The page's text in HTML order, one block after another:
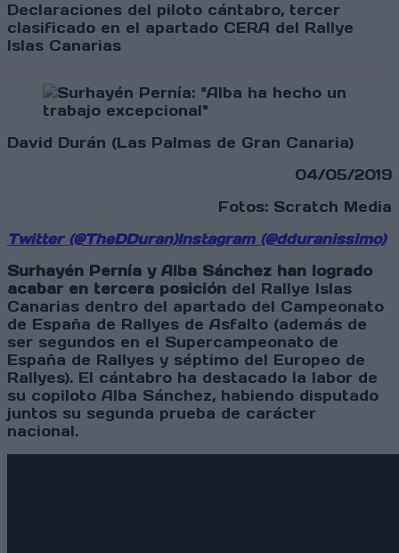
Declaraciones del piloto cántabro, tercer
clasificado en el apartado CERA del Rallye
Islas Canarias
David Durán (Las Palmas de Gran Canaria)
04/05/2019
Fotos: Scratch Media
Twitter (@TheDDuran)Instagram (@dduranissimo)
Surhayén Pernía y Alba Sánchez han logrado
acabar en tercera posición del Rallye Islas
Canarias dentro del apartado del Campeonato
de España de Rallyes de Asfalto (además de
ser segundos en el Supercampeonato de
España de Rallyes y séptimo del Europeo de
Rallyes). El cántabro ha destacado la labor de
su copiloto Alba Sánchez, habiendo disputado
juntos su segunda prueba de carácter
nacional.